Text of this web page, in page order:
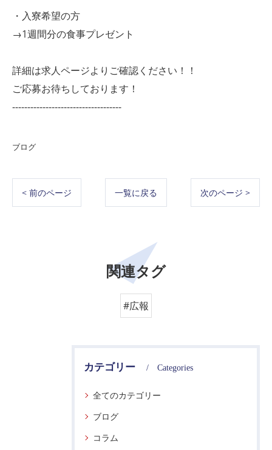
・入寮希望の方
→1週間分の食事プレゼント
詳細は求人ページよりご確認ください！！
ご応募お待ちしております！
------------------------------------
ブログ
< 前のページ 一覧に戻る 次のページ >
関連タグ
#広報
カテゴリー Categories
全てのカテゴリー
ブログ
コラム